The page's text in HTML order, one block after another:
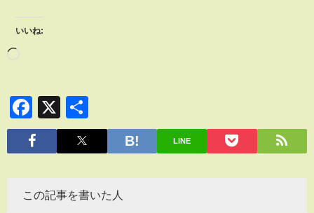
いいね:
Facebook
X
有
LINE
この記事を書いた人